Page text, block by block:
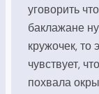
уговорить
баклажане
кружочек,
чувствует,
похвала